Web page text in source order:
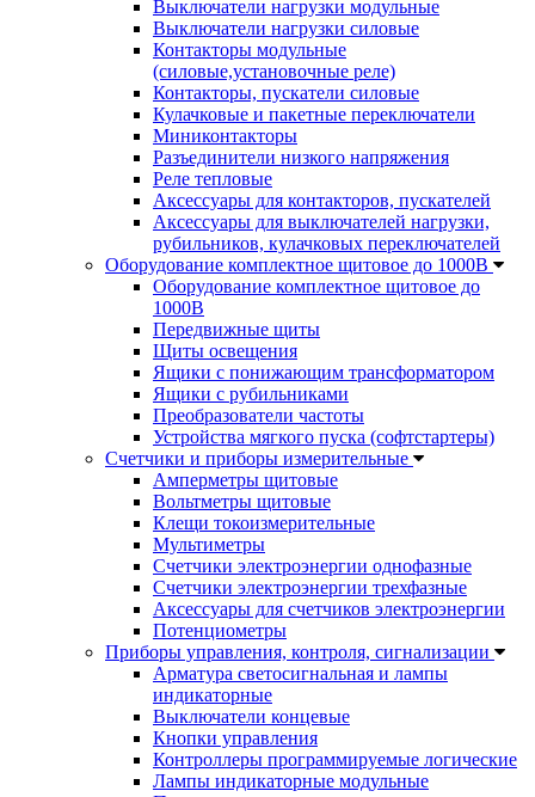
Выключатели нагрузки модульные
Выключатели нагрузки силовые
Контакторы модульные
(силовые,установочные реле)
Контакторы, пускатели силовые
Кулачковые и пакетные переключатели
Миниконтакторы
Разъединители низкого напряжения
Реле тепловые
Аксессуары для контакторов, пускателей
Аксессуары для выключателей нагрузки,
рубильников, кулачковых переключателей
Оборудование комплектное щитовое до 1000В
Оборудование комплектное щитовое до
1000В
Передвижные щиты
Щиты освещения
Ящики с понижающим трансформатором
Ящики с рубильниками
Преобразователи частоты
Устройства мягкого пуска (софтстартеры)
Счетчики и приборы измерительные
Амперметры щитовые
Вольтметры щитовые
Клещи токоизмерительные
Мультиметры
Счетчики электроэнергии однофазные
Счетчики электроэнергии трехфазные
Аксессуары для счетчиков электроэнергии
Потенциометры
Приборы управления, контроля, сигнализации
Арматура светосигнальная и лампы
индикаторные
Выключатели концевые
Кнопки управления
Контроллеры программируемые логические
Лампы индикаторные модульные